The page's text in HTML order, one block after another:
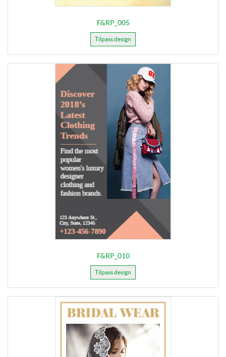
F&RP_005
Tilpass design
F&RP_010
Tilpass design